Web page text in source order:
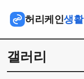
허리케인생활
갤러리